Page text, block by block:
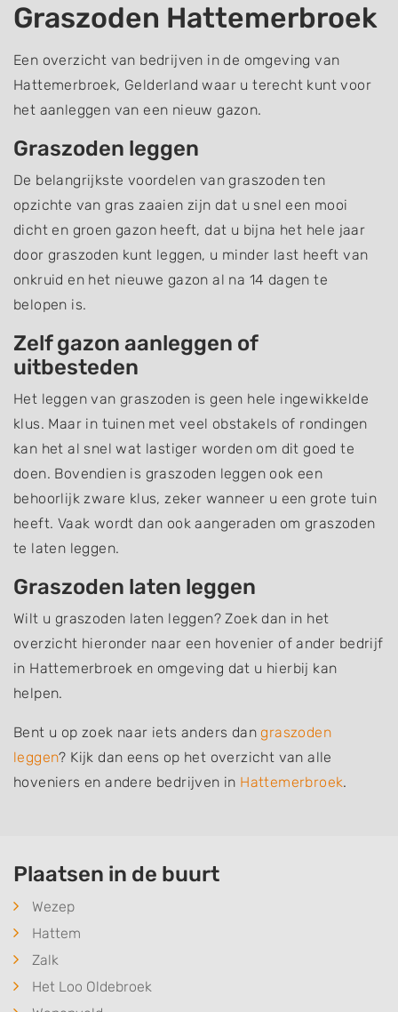
Graszoden Hattemerbroek
Een overzicht van bedrijven in de omgeving van
Hattemerbroek, Gelderland waar u terecht kunt voor
het aanleggen van een nieuw gazon.
Graszoden leggen
De belangrijkste voordelen van graszoden ten
opzichte van gras zaaien zijn dat u snel een mooi
dicht en groen gazon heeft, dat u bijna het hele jaar
door graszoden kunt leggen, u minder last heeft van
onkruid en het nieuwe gazon al na 14 dagen te
belopen is.
Zelf gazon aanleggen of
uitbesteden
Het leggen van graszoden is geen hele ingewikkelde
klus. Maar in tuinen met veel obstakels of rondingen
kan het al snel wat lastiger worden om dit goed te
doen. Bovendien is graszoden leggen ook een
behoorlijk zware klus, zeker wanneer u een grote tuin
heeft. Vaak wordt dan ook aangeraden om graszoden
te laten leggen.
Graszoden laten leggen
Wilt u graszoden laten leggen? Zoek dan in het
overzicht hieronder naar een hovenier of ander bedrijf
in Hattemerbroek en omgeving dat u hierbij kan
helpen.
Bent u op zoek naar iets anders dangraszoden
leggen? Kijk dan eens op het overzicht van alle
hoveniers en andere bedrijven in Hattemerbroek.
Plaatsen in de buurt
Wezep
Hattem
Zalk
Het Loo Oldebroek